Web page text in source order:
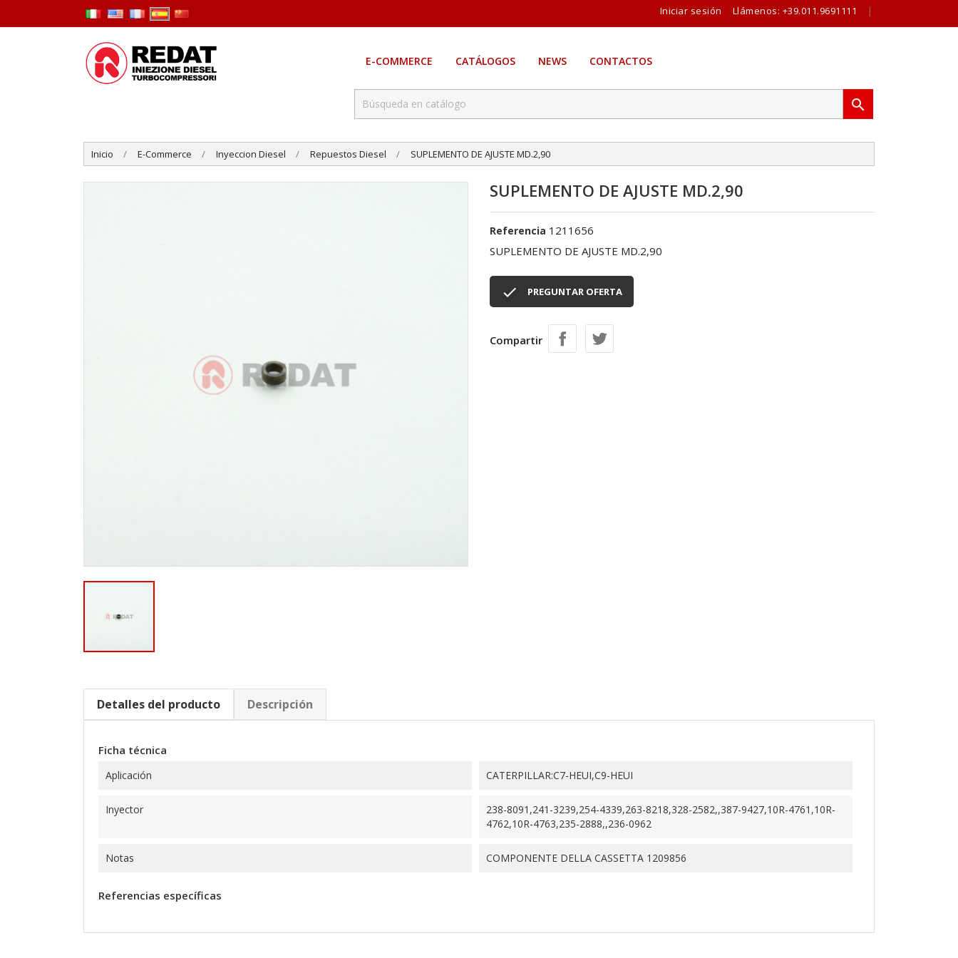
Iniciar sesión Llámenos: +39.011.9691111 |
E-COMMERCE CATÁLOGOS NEWS CONTACTOS

Inicio E-Commerce Inyeccion Diesel Repuestos Diesel SUPLEMENTO DE AJUSTE MD.2,90
SUPLEMENTO DE AJUSTE MD.2,90
Referencia 1211656
SUPLEMENTO DE AJUSTE MD.2,90
 PREGUNTAR OFERTA
Compartir
Detalles del producto Descripción
Ficha técnica
Aplicación CATERPILLAR:C7-HEUI,C9-HEUI
Inyector
238-8091,241-3239,254-4339,263-8218,328-2582,,387-9427,10R-4761,10R-
4762,10R-4763,235-2888,,236-0962
Notas COMPONENTE DELLA CASSETTA 1209856
Referencias específicas